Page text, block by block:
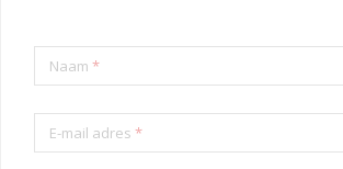
Naam *
E-mail adres *